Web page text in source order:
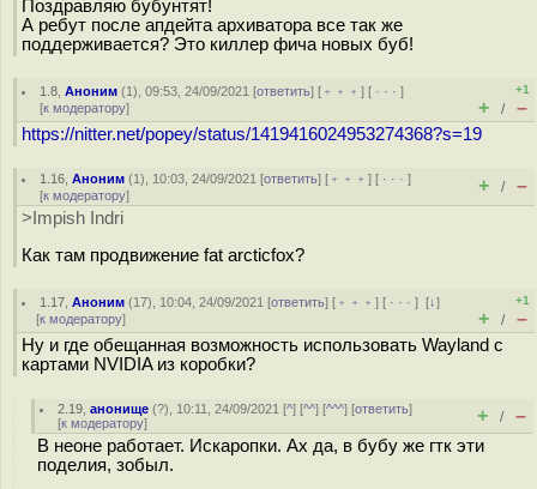
Поздравляю бубунтят!
А ребут после апдейта архиватора все так же
поддерживается? Это киллер фича новых буб!
1.8 ,Аноним (1), 09:53, 24/09/2021 [ответить] [ ﹢﹢﹢] [ · · ·]
[к модератору]
+1
+ / –
https://nitter.net/popey/status/1419416024953274368?s=19
1.16 ,Аноним (1), 10:03, 24/09/2021 [ответить] [ ﹢﹢﹢] [ · · ·]
[к модератору] + / –
>Impish Indri
Как там продвижение fat arcticfox?
1.17 ,Аноним (17), 10:04, 24/09/2021 [ответить] [ ﹢﹢﹢] [ · · ·][↓]
[к модератору]
+1
+ / –
Ну и где обещанная возможность использовать Wayland с
картами NVIDIA из коробки?
2.19 ,анонище (?), 10:11, 24/09/2021 [^] [^^] [^^^] [ответить]
[к модератору] + / –
В неоне работает. Искаропки. Ах да, в бубу же гтк эти
поделия, зобыл.